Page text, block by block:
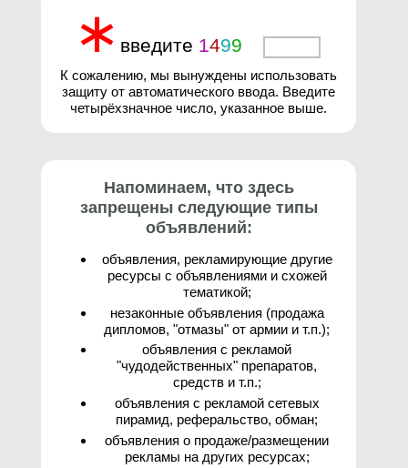
∗ введите 1499
К сожалению, мы вынуждены использовать
защиту от автоматического ввода. Введите
четырёхзначное число, указанное выше.
Напоминаем, что здесь
запрещены следующие типы
объявлений:
объявления, рекламирующие другие
ресурсы с объявлениями и схожей
тематикой;
незаконные объявления (продажа
дипломов, "отмазы" от армии и т.п.);
объявления с рекламой
"чудодейственных" препаратов,
средств и т.п.;
объявления с рекламой сетевых
пирамид, реферальство, обман;
объявления о продаже/размещении
рекламы на других ресурсах;